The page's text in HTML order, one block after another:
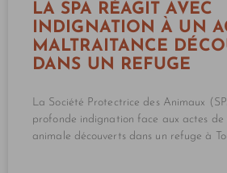
LA SPA RÉAGIT AVEC
INDIGNATION À UN
MALTRAITANCE
DANS UN REFUGE
La Société Protectrice des Animaux
profonde indignation face aux actes
animale découverts dans un refuge à